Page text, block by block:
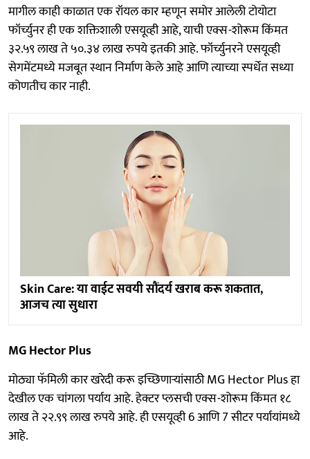
मागील काही काळात एक रॉयल कार म्हणून समोर आलेली टोयोटा
फॉर्च्युनर ही एक शक्तिशाली एसयूव्ही आहे, याची एक्स-शोरूम किंमत
३२.५९ लाख ते ५०.३४ लाख रुपये इतकी आहे. फॉर्च्युनरने एसयूव्ही
सेगमेंटमध्ये मजबूत स्थान निर्माण केले आहे आणि त्याच्या स्पर्धेत सध्या
कोणतीच कार नाही.
Skin Care: या वाईट सवयी सौंदर्य खराब करू शकतात,
आजच त्या सुधारा
MG Hector Plus
मोठ्या फॅमिली कार खरेदी करू इच्छिणाऱ्यांसाठी MG Hector Plus हा
देखील एक चांगला पर्याय आहे. हेक्टर प्लसची एक्स-शोरूम किंमत १८
लाख ते २२.९९ लाख रुपये आहे. ही एसयूव्ही 6 आणि 7 सीटर पर्यायांमध्ये
आहे.